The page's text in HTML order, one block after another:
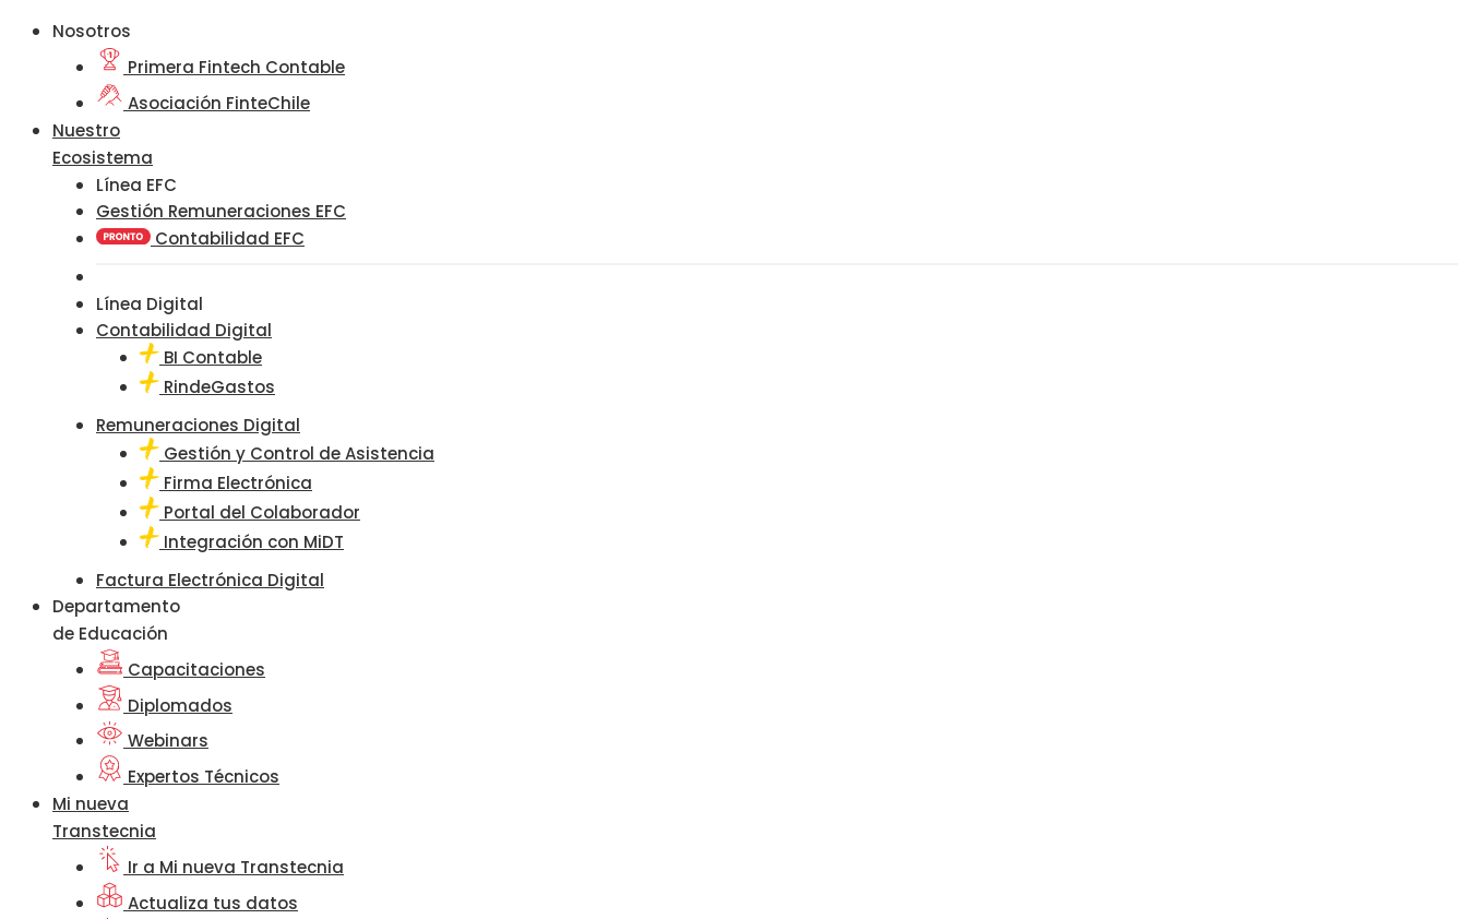
Nosotros
Primera Fintech Contable
Asociación FinteChile
Nuestro
Ecosistema
Línea EFC
Gestión Remuneraciones EFC
Contabilidad EFC
Línea Digital
Contabilidad Digital
BI Contable
RindeGastos
Remuneraciones Digital
Gestión y Control de Asistencia
Firma Electrónica
Portal del Colaborador
Integración con MiDT
Factura Electrónica Digital
Departamento
de Educación
Capacitaciones
Diplomados
Webinars
Expertos Técnicos
Mi nueva
Transtecnia
Ir a Mi nueva Transtecnia
Actualiza tus datos